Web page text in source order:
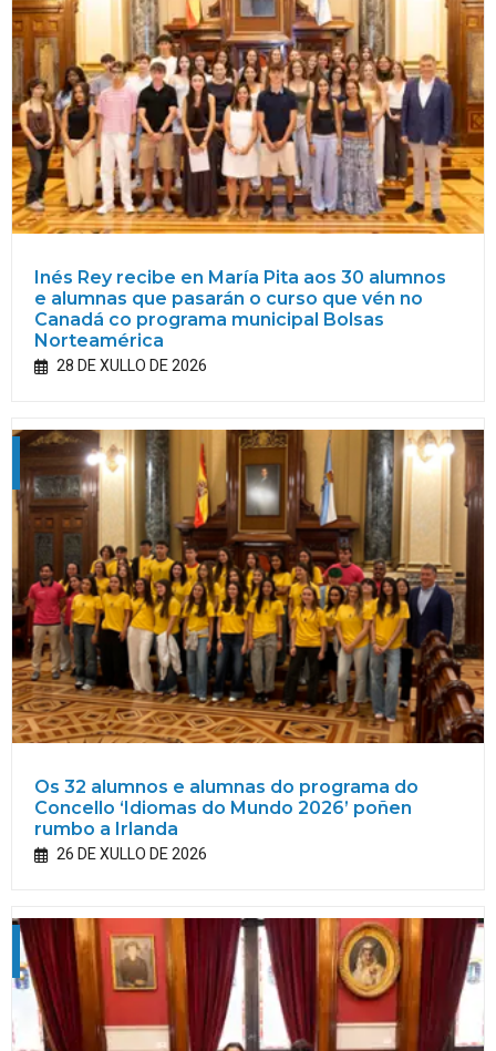
Inés Rey recibe en María Pita aos 30 alumnos
e alumnas que pasarán o curso que vén no
Canadá co programa municipal Bolsas
Norteamérica
28 DE XULLO DE 2026
Os 32 alumnos e alumnas do programa do
Concello ‘Idiomas do Mundo 2026’ poñen
rumbo a Irlanda
26 DE XULLO DE 2026